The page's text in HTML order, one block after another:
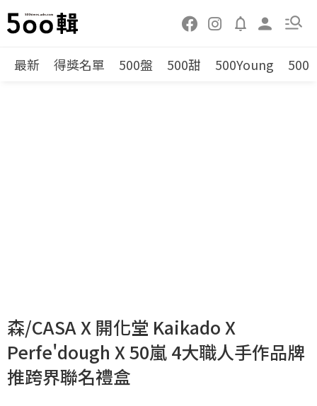
最新 得獎名單 500盤 500甜 500Young 500
森/CASA X 開化堂 Kaikado X
Perfe'dough X 50嵐 4大職人手作品牌
推跨界聯名禮盒